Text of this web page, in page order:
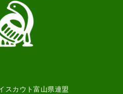
スカウト富山県連盟